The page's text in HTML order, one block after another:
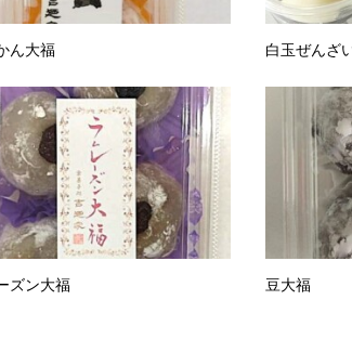
ん大福 白玉ぜんざ
ズン大福 豆大福